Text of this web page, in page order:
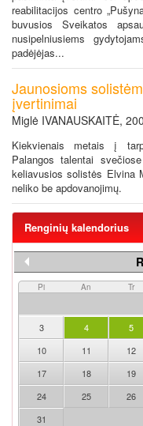
reabilitacijos centro
buvusios Sveikatos
nusipelniusiems
padėjėjas...
Jaunosioms
įvertinimai
Miglė IVANAUSKAITĖ,
Kiekvienais metais į
Palangos talentai
keliavusios solistės Elvina
neliko be apdovanojimų.
Renginių kalendorius
Pi An Tr
3
4 5
10
11 12
17
18 19
24
25 26
31